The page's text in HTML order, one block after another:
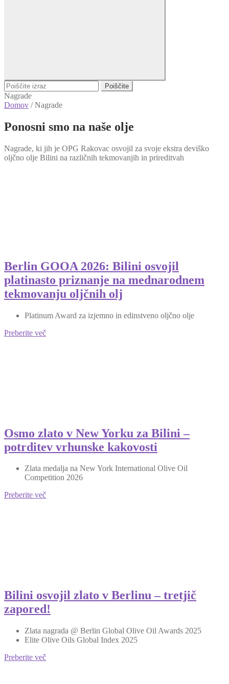
Poiščite
Nagrade
Domov /Nagrade
Ponosni smo na naše olje
Nagrade, ki jih je OPG Rakovac osvojil za svoje ekstra deviško
oljčno olje Bilini na različnih tekmovanjih in prireditvah
Berlin GOOA 2026: Bilini osvojil
platinasto priznanje na mednarodnem
tekmovanju oljčnih olj
Platinum Award za izjemno in edinstveno oljčno olje
Preberite več
Osmo zlato v New Yorku za Bilini –
potrditev vrhunske kakovosti
Zlata medalja na New York International Olive Oil
Competition 2026
Preberite več
Bilini osvojil zlato v Berlinu – tretjič
zapored!
Zlata nagrada @ Berlin Global Olive Oil Awards 2025
Elite Olive Oils Global Index 2025
Preberite več